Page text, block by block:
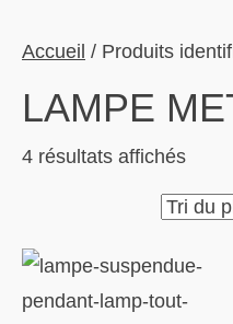
Accueil / Produits
LAMPE
4 résultats affichésTrié
du
plus
récent